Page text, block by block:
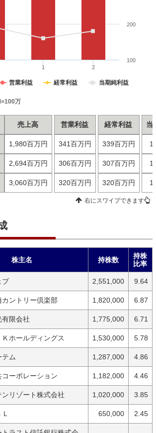
営業利益 経常利益 当期純利益
1 2
100
200
万
売上高
1,980百万円
2,694百万円
3,060百万円
営業利益
341百万円
306百万円
320百万円
経常利益
339百万円
307百万円
320百万円
当
右にスワイプできます
株主名 持株数
持株
比率
ブ 2,551,000 9.64
ントリー倶楽部 1,820,000 6.87
有限会社 1,775,000 6.71
ホールディングス 1,530,000 5.78
テム 1,287,000 4.86
ーポレーション 1,182,000 4.46
リゾート株式会社 1,020,000 3.85
650,000 2.45